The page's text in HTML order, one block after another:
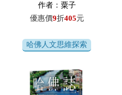
作者：粟子
優惠價9折405元
哈佛人文思維探索